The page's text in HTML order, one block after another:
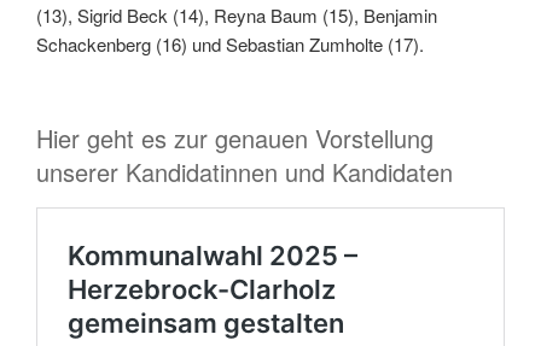
(13), Sigrid Beck (14), Reyna Baum (15), Benjamin
Schackenberg (16) und Sebastian Zumholte (17).
Hier geht es zur genauen Vorstellung
unserer Kandidatinnen und Kandidaten